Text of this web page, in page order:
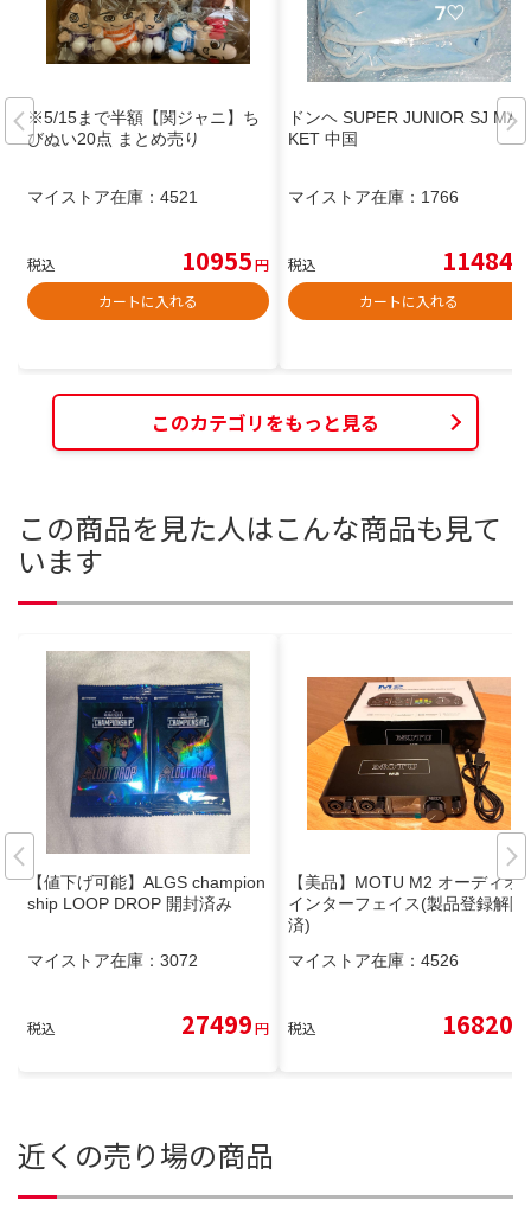
※5/15まで半額【関ジャニ】ち
びぬい20点 まとめ売り
マイストア在庫： 4521
税込 10955円
カートに入れる
ドンヘ SUPER JUNIOR SJ MAR
KET 中国
マイストア在庫： 1766
税込 11484
カートに入れる
このカテゴリをもっと見る
この商品を見た人はこんな商品も見て
います
【値下げ可能】ALGS champion
ship LOOP DROP 開封済み
マイストア在庫： 3072
税込 27499円
【美品】MOTU M2 オーディオ
インターフェイス(製品登録解除
済)
マイストア在庫： 4526
税込 16820
近くの売り場の商品